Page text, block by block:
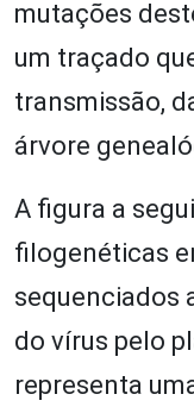
mutações
um traçado
transmissão,
árvore
A figura a
filogenéticas
sequenciados
do vírus pelo
representa